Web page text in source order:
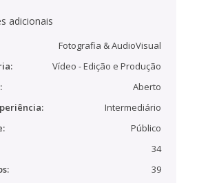
adicionais
Fotografia & AudioVisual
Vídeo - Edição e Produção
Aberto
Intermediário
Público
34
39